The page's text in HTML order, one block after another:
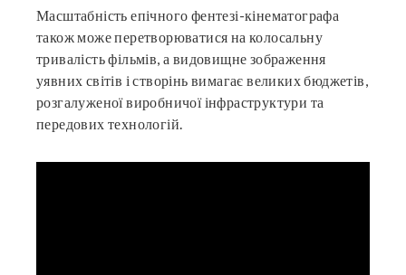
Масштабність епічного фентезі-кінематографа
також може перетворюватися на колосальну
тривалість фільмів, а видовищне зображення
уявних світів і створінь вимагає великих бюджетів,
розгалуженої виробничої інфраструктури та
передових технологій.